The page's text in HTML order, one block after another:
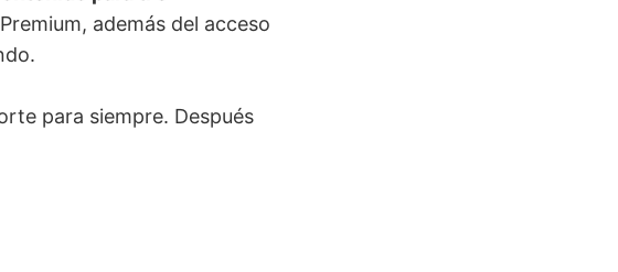
además del acceso
para siempre. Después